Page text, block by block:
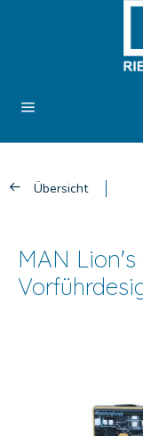
Übersicht
MAN Lion's